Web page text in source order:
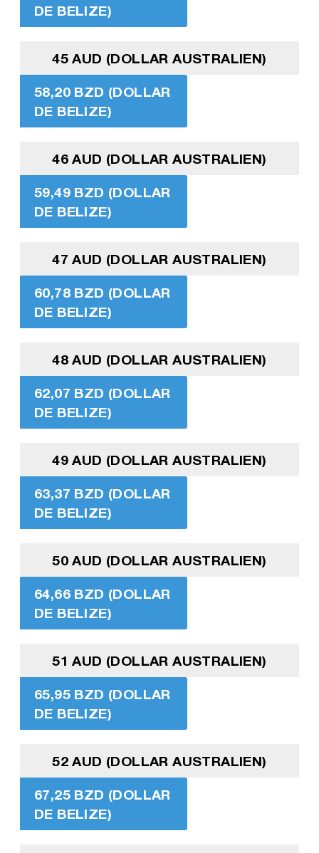
DE BELIZE)
45 AUD (DOLLAR AUSTRALIEN)
58,20 BZD (DOLLAR
DE BELIZE)
46 AUD (DOLLAR AUSTRALIEN)
59,49 BZD (DOLLAR
DE BELIZE)
47 AUD (DOLLAR AUSTRALIEN)
60,78 BZD (DOLLAR
DE BELIZE)
48 AUD (DOLLAR AUSTRALIEN)
62,07 BZD (DOLLAR
DE BELIZE)
49 AUD (DOLLAR AUSTRALIEN)
63,37 BZD (DOLLAR
DE BELIZE)
50 AUD (DOLLAR AUSTRALIEN)
64,66 BZD (DOLLAR
DE BELIZE)
51 AUD (DOLLAR AUSTRALIEN)
65,95 BZD (DOLLAR
DE BELIZE)
52 AUD (DOLLAR AUSTRALIEN)
67,25 BZD (DOLLAR
DE BELIZE)